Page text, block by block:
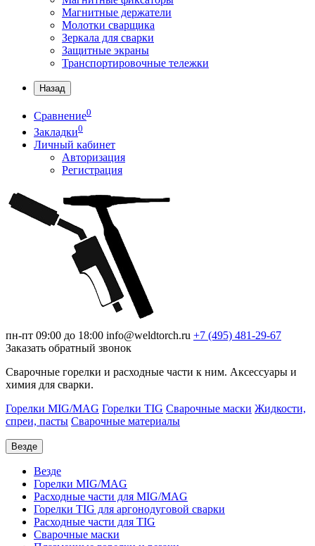
Магнитные держатели
Молотки сварщика
Зеркала для сварки
Защитные экраны
Транспортировочные тележки
Назад
Сравнение0
Закладки0
Личный кабинет
Авторизация
Регистрация
пн-пт 09:00 до 18:00 info@weldtorch.ru +7 (495) 481-29-67
Заказать обратный звонок
Сварочные горелки и расходные части к ним. Аксессуары и
химия для сварки.
Горелки MIG/MAG Горелки TIG Сварочные маски Жидкости,
спреи, пасты Сварочные материалы
Везде
Везде
Горелки MIG/MAG
Расходные части для MIG/MAG
Горелки TIG для аргонодуговой сварки
Расходные части для TIG
Сварочные маски